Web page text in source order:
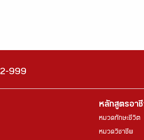
999
หลักสูตรอา
หมวดทักษะชีวิต
หมวดวิชาชีพ